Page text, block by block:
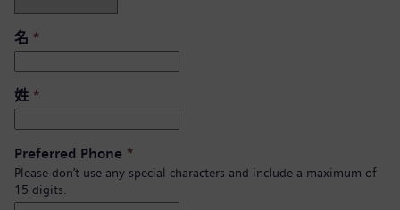
名 *
姓 *
Preferred Phone *
Please don’t use any special characters and include a maximum of
15 digits.